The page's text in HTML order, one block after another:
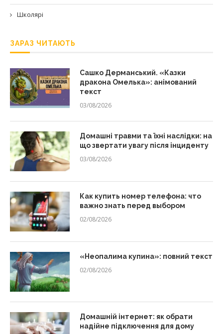
Школярі
ЗАРАЗ ЧИТАЮТЬ
Сашко Дерманський. «Казки
дракона Омелька»: анімований
текст
03/08/2026
Домашні травми та їхні наслідки: на
що звертати увагу після інциденту
03/08/2026
Как купить номер телефона: что
важно знать перед выбором
02/08/2026
«Неопалима купина»: повний текст
02/08/2026
Домашній інтернет: як обрати
надійне підключення для дому